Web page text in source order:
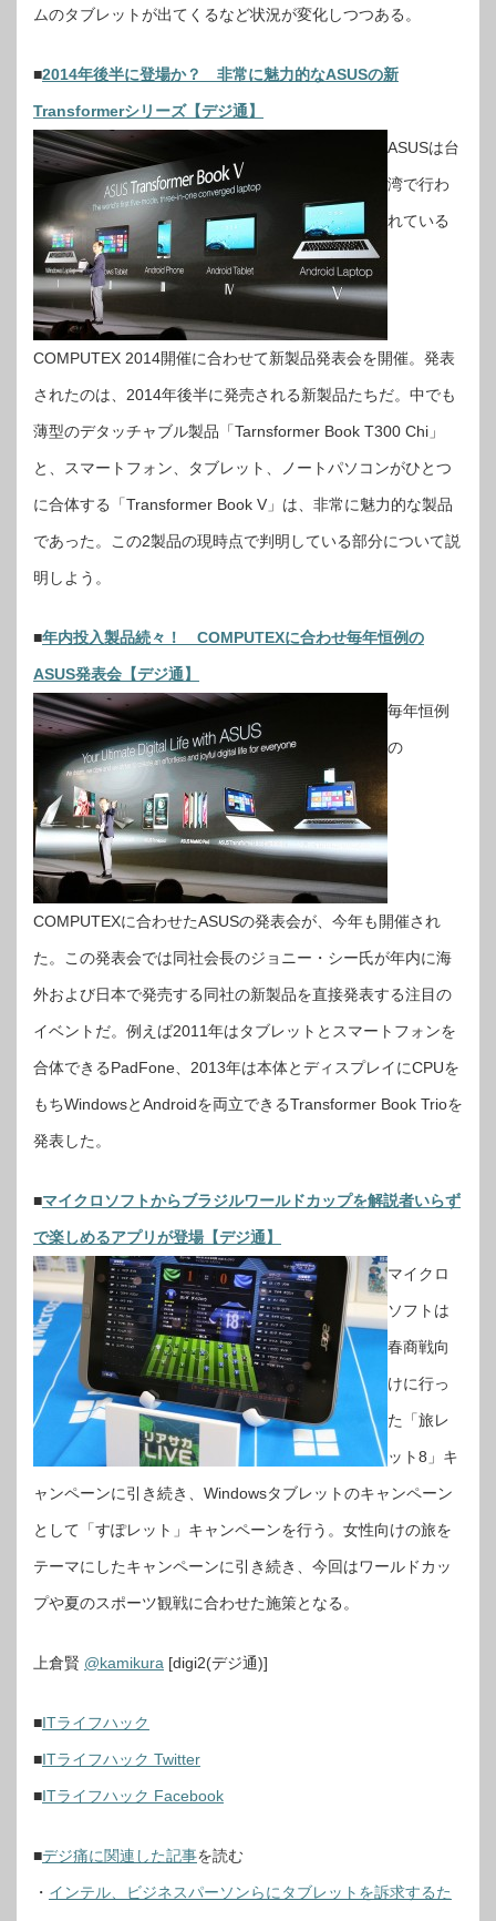
ムのタブレットが出てくるなど状況が変化しつつある。
■2014年後半に登場か？ 非常に魅力的なASUSの新
Transformerシリーズ【デジ通】
ASUSは台
湾で行わ
れている
COMPUTEX 2014開催に合わせて新製品発表会を開催。発表
されたのは、2014年後半に発売される新製品たちだ。中でも
薄型のデタッチャブル製品「Tarnsformer Book T300 Chi」
と、スマートフォン、タブレット、ノートパソコンがひとつ
に合体する「Transformer Book V」は、非常に魅力的な製品
であった。この2製品の現時点で判明している部分について説
明しよう。
■年内投入製品続々！ COMPUTEXに合わせ毎年恒例の
ASUS発表会【デジ通】
毎年恒例
の
COMPUTEXに合わせたASUSの発表会が、今年も開催され
た。この発表会では同社会長のジョニー・シー氏が年内に海
外および日本で発売する同社の新製品を直接発表する注目の
イベントだ。例えば2011年はタブレットとスマートフォンを
合体できるPadFone、2013年は本体とディスプレイにCPUを
もちWindowsとAndroidを両立できるTransformer Book Trioを
発表した。
■マイクロソフトからブラジルワールドカップを解説者いらず
で楽しめるアプリが登場【デジ通】
マイクロ
ソフトは
春商戦向
けに行っ
た「旅レ
ット8」キ
ャンペーンに引き続き、Windowsタブレットのキャンペーン
として「すぽレット」キャンペーンを行う。女性向けの旅を
テーマにしたキャンペーンに引き続き、今回はワールドカッ
プや夏のスポーツ観戦に合わせた施策となる。
上倉賢 @kamikura [digi2(デジ通)]
■ITライフハック
■ITライフハック Twitter
■ITライフハック Facebook
■デジ痛に関連した記事を読む
・ インテル、ビジネスパーソンらにタブレットを訴求するた